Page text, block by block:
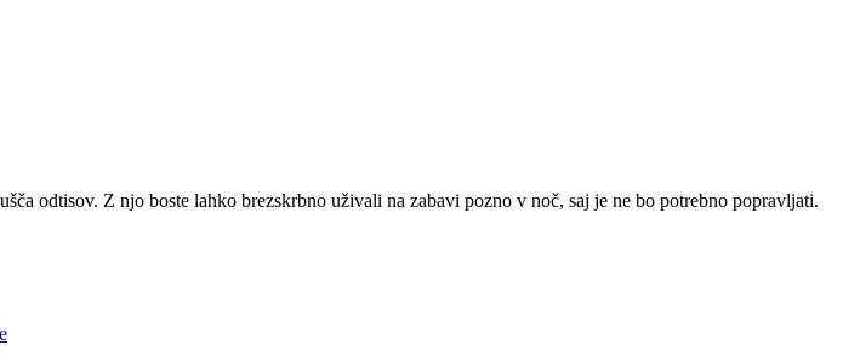
odtisov. Z njo boste lahko brezskrbno uživali na zabavi pozno v noč, saj je ne bo potrebno popravljati.